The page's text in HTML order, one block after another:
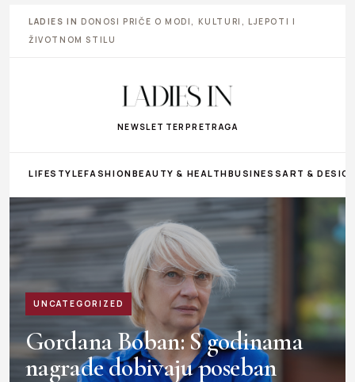
LADIES IN DONOSI PRIČE O MODI, KULTURI, LJEPOTI I
ŽIVOTNOM STILU
NEWSLETTER PRETRAGA
LIFESTYLEFASHIONBEAUTY & HEALTHBUSINESS ART &
UNCATEGORIZED
Gordana Boban: S godinama
nagrade dobivaju poseban